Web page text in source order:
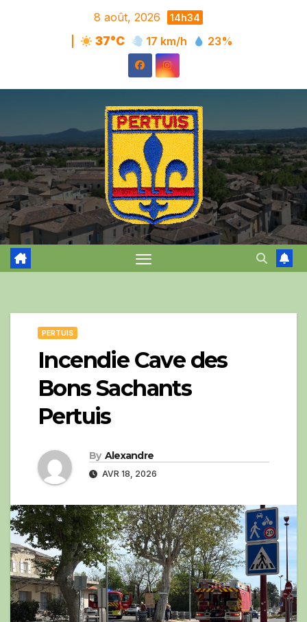
8 août, 2026 14h34
37°C 17 km/h 23%
PERTUIS
Incendie Cave des
Bons Sachants
Pertuis
By Alexandre
AVR 18, 2026